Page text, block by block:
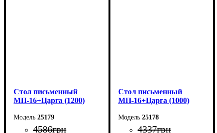
Cтол письменный
МП-16+Царга (1200)
25179
4586грн
Cтол письменный
МП-16+Царга (1000)
25178
4337грн